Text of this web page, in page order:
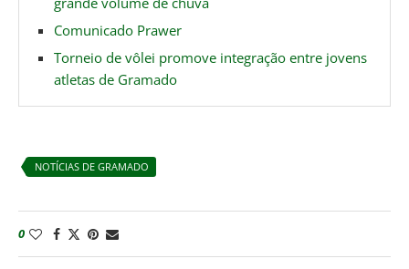
Comunicado Prawer
Torneio de vôlei promove integração entre jovens
atletas de Gramado
NOTÍCIAS DE GRAMADO
0